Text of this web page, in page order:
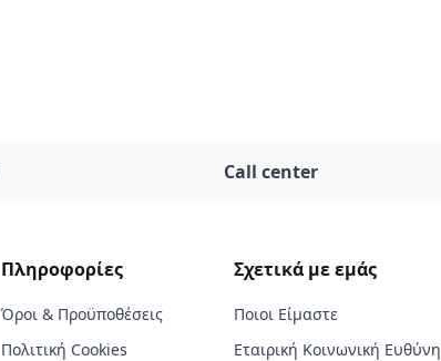
Call center
Πληροφορίες
Όροι & Προϋποθέσεις
Πολιτική Cookies
Σχετικά με εμάς
Ποιοι Είμαστε
Εταιρική Κοινωνική Ευθύνη